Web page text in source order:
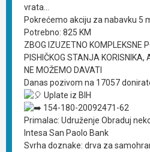
vrata…
Pokrećemo akciju za nabavku 5
Potrebno: 825 KM
ZBOG IZUZETNO KOMPLEKSNE
PISHIČKOG STANJA KORISNIKA,
NE MOŽEMO DAVATI
Danas pozivom na 17057
Uplate iz BIH
154-180-20092471-62
Primalac: Udruženje Obraduj
Intesa San Paolo Bank
Svrha doznake: drva za